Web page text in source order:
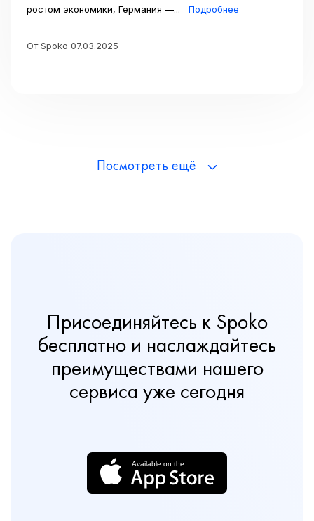
ростом экономики, Германия —...
Подробнее
От Spoko 07.03.2025
Посмотреть ещё
Присоединяйтесь к Spoko
бесплатно и наслаждайтесь
преимуществами нашего
сервиса уже сегодня